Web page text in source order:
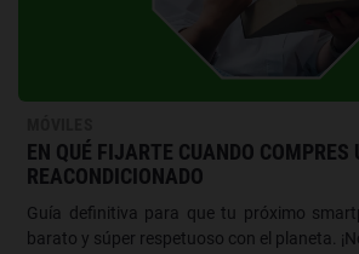
EN QUÉ FIJARTE CUANDO COMPRES
REACONDICIONADO
Guía definitiva para que tu próximo
barato y súper respetuoso con el planeta.